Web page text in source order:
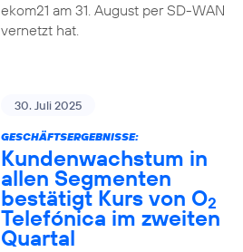
ekom21 am 31. August per SD-WAN
vernetzt hat.
30. Juli 2025
GESCHÄFTSERGEBNISSE:
Kundenwachstum in
allen Segmenten
bestätigt Kurs von O2
Telefónica im zweiten
Quartal